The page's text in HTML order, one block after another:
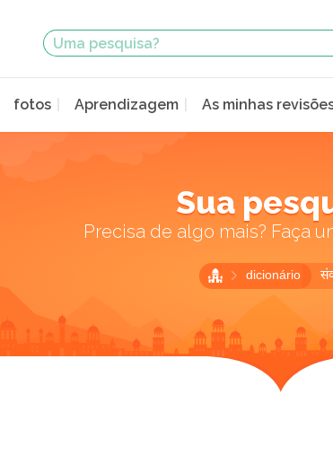
fotos Aprendizagem As minhas
Sua
Precisa de algo mais? Faça
dicionário